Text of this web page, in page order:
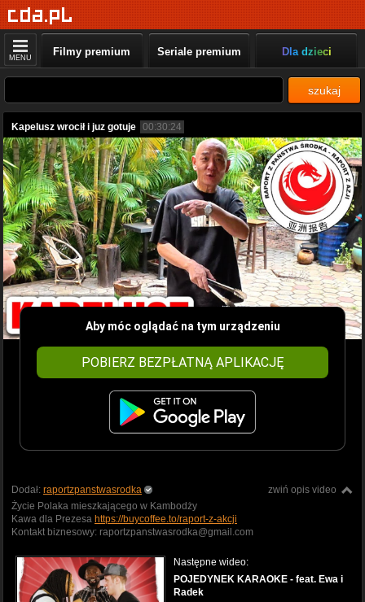
MENU Filmy premium Seriale premium Dla dzieci
szukaj
Kapelusz wrocił i juz gotuje 00:30:24
Aby móc oglądać na tym urządzeniu
POBIERZ BEZPŁATNĄ APLIKACJĘ
zwiń opis video
Dodał: raportzpanstwasrodka
Życie Polaka mieszkającego w Kambodży
Kawa dla Prezesa https://buycoffee.to/raport-z-akcji
Kontakt biznesowy: raportzpanstwasrodka@gmail.com
Następne wideo:
POJEDYNEK KARAOKE - feat. Ewa i
Radek